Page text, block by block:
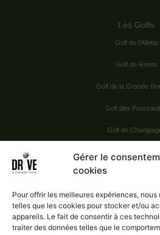
Gérer le
cookies
Pour offrir les meilleures expériences,
telles que les cookies pour stocker et/ou
appareils. Le fait de consentir à ces
traiter des données telles que le
Les Golfs
Golf de l’Ailette
Golf de Reims
Golf de la Grande
Golf des
Golf de
Vie pratique